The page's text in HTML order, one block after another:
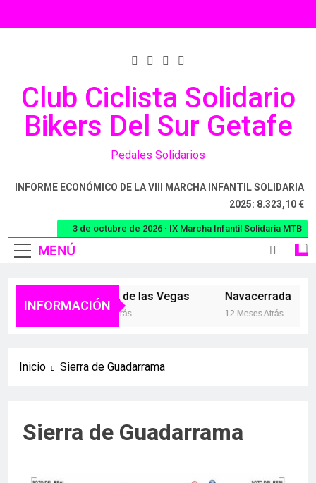
Club Ciclista Solidario
Bikers Del Sur Getafe
Pedales Solidarios
INFORME ECONÓMICO DE LA VIII MARCHA INFANTIL SOLIDARIA
2025: 8.323,10 €
MENÚ
3 de octubre de 2026 · IX Marcha Infantil Solidaria MTB
INFORMACIÓN
Los 102 de las Vegas
6 Meses Atrás
Navacerrada
12 Meses Atrás
Inicio Sierra de Guadarrama
Sierra de Guadarrama